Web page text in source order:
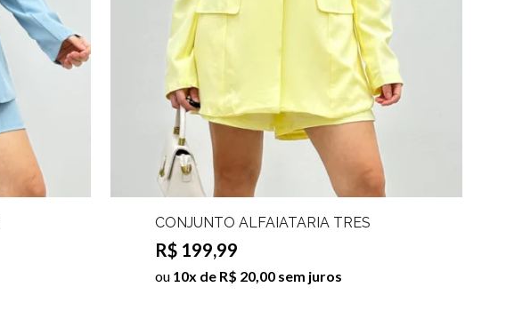
CONJUNTO ALFAIATARIA TRES
PEÇAS MARCELE
R$ 199,99
ou 10x de R$ 20,00 sem juros